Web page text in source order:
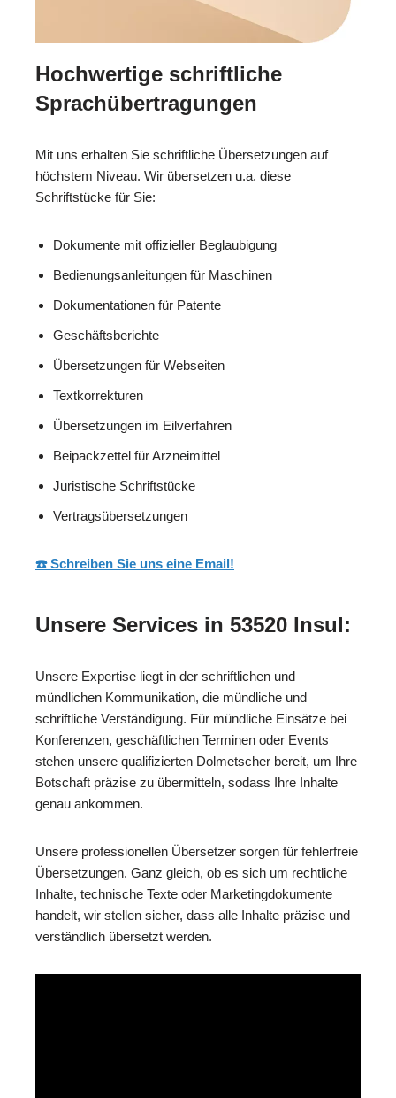
Hochwertige schriftliche
Sprachübertragungen
Mit uns erhalten Sie schriftliche Übersetzungen auf
höchstem Niveau. Wir übersetzen u.a. diese
Schriftstücke für Sie:
Dokumente mit offizieller Beglaubigung
Bedienungsanleitungen für Maschinen
Dokumentationen für Patente
Geschäftsberichte
Übersetzungen für Webseiten
Textkorrekturen
Übersetzungen im Eilverfahren
Beipackzettel für Arzneimittel
Juristische Schriftstücke
Vertragsübersetzungen
☎️ Schreiben Sie uns eine Email!
Unsere Services in 53520 Insul:
Unsere Expertise liegt in der schriftlichen und
mündlichen Kommunikation, die mündliche und
schriftliche Verständigung. Für mündliche Einsätze bei
Konferenzen, geschäftlichen Terminen oder Events
stehen unsere qualifizierten Dolmetscher bereit, um Ihre
Botschaft präzise zu übermitteln, sodass Ihre Inhalte
genau ankommen.
Unsere professionellen Übersetzer sorgen für fehlerfreie
Übersetzungen. Ganz gleich, ob es sich um rechtliche
Inhalte, technische Texte oder Marketingdokumente
handelt, wir stellen sicher, dass alle Inhalte präzise und
verständlich übersetzt werden.